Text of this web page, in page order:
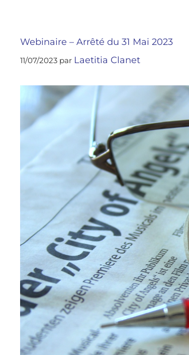
Webinaire – Arrêté du 31 Mai 2023
11/07/2023 par Laetitia Clanet